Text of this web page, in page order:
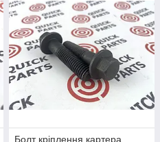
Болт кріплення картера